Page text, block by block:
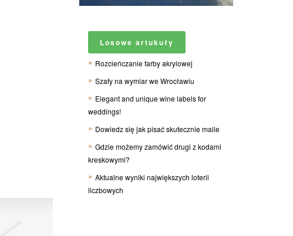
Losowe artukuły
Rozcieńczanie farby akrylowej
Szafy na wymiar we Wrocławiu
Elegant and unique wine labels for
weddings!
Dowiedz się jak pisać skutecznie maile
Gdzie możemy zamówić drugi z kodami
kreskowymi?
Aktualne wyniki największych loterii
liczbowych